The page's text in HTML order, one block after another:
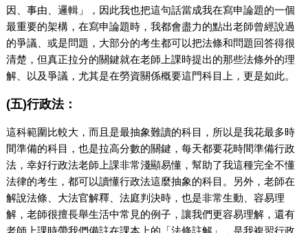
因、事由、邏輯」，因此我也把這句話當成我在寫申論題的一個
最重要的架構，在寫申論題時，我都會盡力的點出老師曾經說過
的爭議、或是問題，大部分的考生都可以把法條和問題回答得很
清楚，但真正拉分的關鍵就在老師上課時提出的那些法條外的理
解、以及爭議，尤其是在勞資關係概要這門科目上，更是如此。
(五)行政法：
這科範圍比較大，而且是最抽象難讀的科目，所以是我花最多時
間準備的科目，也是拉高分數的關鍵，每天都要花時間準備行政
法，幸好行政法老師上課非常淺顯易懂，幫助了我這種完全不懂
法律的考生，都可以讀懂行政法這麼抽象的科目。另外，老師在
解說法條、大法官解釋、法庭判決時，也是非常生動、容易理
解，老師很擅長舉生活中常見的例子，讓我們更容易理解，還有
老師上課時帶我們備註在課本上的「法條註解」，是我複習行政